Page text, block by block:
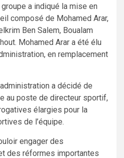
a indiqué la mise en
composé de Mohamed Arar,
Ben Salem, Boualam
Mohamed Arar a été élu
en remplacement
a décidé de
au poste de directeur sportif,
élargies pour la
de l’équipe.
engager des
des réformes importantes